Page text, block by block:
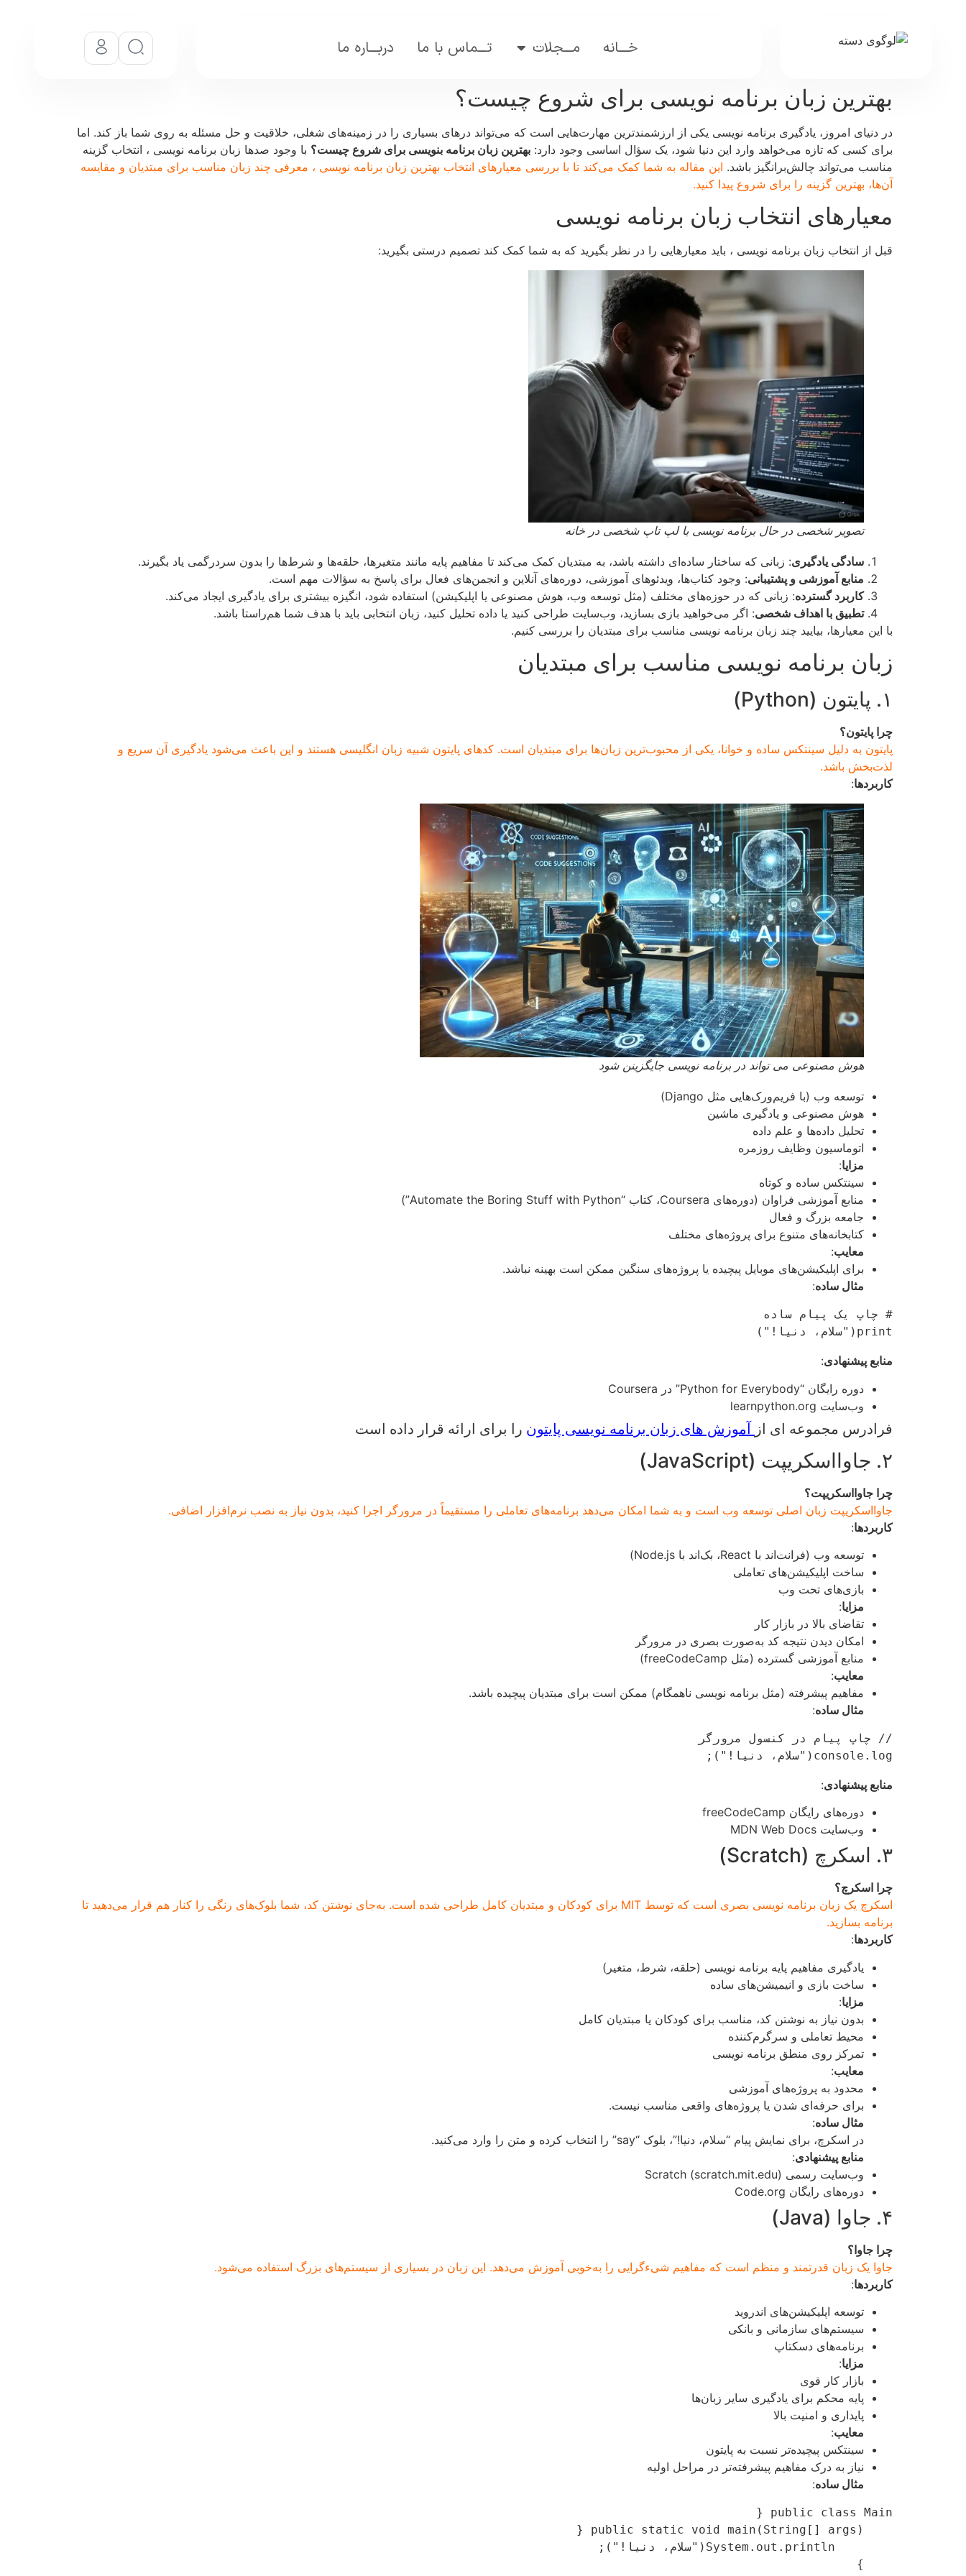
خـــانه مـــجلات تـــماس با ما دربـــاره ما
بهترین زبان برنامه نویسی برای شروع چیست؟
در دنیای امروز، یادگیری برنامه نویسی یکی از ارزشمندترین مهارت‌هایی است که می‌تواند درهای بسیاری را در زمینه‌های شغلی، خلاقیت و حل مسئله به روی شما باز کند. اما
برای کسی که تازه می‌خواهد وارد این دنیا شود، یک سؤال اساسی وجود دارد: بهترین زبان برنامه بنویسی برای شروع چیست؟ با وجود صدها زبان برنامه نویسی ، انتخاب گزینه
مناسب می‌تواند چالش‌برانگیز باشد. این مقاله به شما کمک می‌کند تا با بررسی معیارهای انتخاب بهترین زبان برنامه نویسی ، معرفی چند زبان مناسب برای مبتدیان و مقایسه
آن‌ها، بهترین گزینه را برای شروع پیدا کنید.
معیارهای انتخاب زبان برنامه نویسی
قبل از انتخاب زبان برنامه نویسی ، باید معیارهایی را در نظر بگیرید که به شما کمک کند تصمیم درستی بگیرید:
تصویر شخصی در حال برنامه نویسی با لپ تاپ شخصی در خانه
سادگی یادگیری: زبانی که ساختار ساده‌ای داشته باشد، به مبتدیان کمک می‌کند تا مفاهیم پایه مانند متغیرها، حلقه‌ها و شرط‌ها را بدون سردرگمی یاد بگیرند.
منابع آموزشی و پشتیبانی: وجود کتاب‌ها، ویدئوهای آموزشی، دوره‌های آنلاین و انجمن‌های فعال برای پاسخ به سؤالات مهم است.
کاربرد گسترده: زبانی که در حوزه‌های مختلف (مثل توسعه وب، هوش مصنوعی یا اپلیکیشن) استفاده شود، انگیزه بیشتری برای یادگیری ایجاد می‌کند.
تطبیق با اهداف شخصی: اگر می‌خواهید بازی بسازید، وب‌سایت طراحی کنید یا داده تحلیل کنید، زبان انتخابی باید با هدف شما هم‌راستا باشد.
با این معیارها، بیایید چند زبان برنامه نویسی مناسب برای مبتدیان را بررسی کنیم.
زبان برنامه نویسی مناسب برای مبتدیان
۱. پایتون (Python)
چرا پایتون؟
پایتون به دلیل سینتکس ساده و خوانا، یکی از محبوب‌ترین زبان‌ها برای مبتدیان است. کدهای پایتون شبیه زبان انگلیسی هستند و این باعث می‌شود یادگیری آن سریع و
لذت‌بخش باشد.
کاربردها:
هوش مصنوعی می تواند در برنامه نویسی جایگزینن شود
توسعه وب (با فریم‌ورک‌هایی مثل Django)
هوش مصنوعی و یادگیری ماشین
تحلیل داده‌ها و علم داده
اتوماسیون وظایف روزمره
مزایا:
سینتکس ساده و کوتاه
منابع آموزشی فراوان (دوره‌های Coursera، کتاب “Automate the Boring Stuff with Python”)
جامعه بزرگ و فعال
کتابخانه‌های متنوع برای پروژه‌های مختلف
معایب:
برای اپلیکیشن‌های موبایل پیچیده یا پروژه‌های سنگین ممکن است بهینه نباشد.
مثال ساده:
print("سلام، دنیا!")
منابع پیشنهادی:
دوره رایگان “Python for Everybody” در Coursera
وب‌سایت learnpython.org
فرادرس مجموعه ای از آموزش های زبان برنامه نویسی پایتون را برای ارائه قرار داده است
۲. جاوااسکریپت (JavaScript)
چرا جاوااسکریپت؟
جاوااسکریپت زبان اصلی توسعه وب است و به شما امکان می‌دهد برنامه‌های تعاملی را مستقیماً در مرورگر اجرا کنید، بدون نیاز به نصب نرم‌افزار اضافی.
کاربردها:
توسعه وب (فرانت‌اند با React، بک‌اند با Node.js)
ساخت اپلیکیشن‌های تعاملی
بازی‌های تحت وب
مزایا:
تقاضای بالا در بازار کار
امکان دیدن نتیجه کد به‌صورت بصری در مرورگر
منابع آموزشی گسترده (مثل freeCodeCamp)
معایب:
مفاهیم پیشرفته (مثل برنامه نویسی ناهمگام) ممکن است برای مبتدیان پیچیده باشد.
مثال ساده:
console.log("سلام، دنیا!");
منابع پیشنهادی:
دوره‌های رایگان freeCodeCamp
وب‌سایت MDN Web Docs
۳. اسکرچ (Scratch)
چرا اسکرچ؟
اسکرچ یک زبان برنامه نویسی بصری است که توسط MIT برای کودکان و مبتدیان کامل طراحی شده است. به‌جای نوشتن کد، شما بلوک‌های رنگی را کنار هم قرار می‌دهید تا
برنامه بسازید.
کاربردها:
یادگیری مفاهیم پایه برنامه نویسی (حلقه، شرط، متغیر)
ساخت بازی و انیمیشن‌های ساده
مزایا:
بدون نیاز به نوشتن کد، مناسب برای کودکان یا مبتدیان کامل
محیط تعاملی و سرگرم‌کننده
تمرکز روی منطق برنامه نویسی
معایب:
محدود به پروژه‌های آموزشی
برای حرفه‌ای شدن یا پروژه‌های واقعی مناسب نیست.
مثال ساده:
در اسکرچ، برای نمایش پیام “سلام، دنیا!”، بلوک “say” را انتخاب کرده و متن را وارد می‌کنید.
منابع پیشنهادی:
وب‌سایت رسمی Scratch (scratch.mit.edu)
دوره‌های رایگان Code.org
۴. جاوا (Java)
چرا جاوا؟
جاوا یک زبان قدرتمند و منظم است که مفاهیم شیءگرایی را به‌خوبی آموزش می‌دهد. این زبان در بسیاری از سیستم‌های بزرگ استفاده می‌شود.
کاربردها:
توسعه اپلیکیشن‌های اندروید
سیستم‌های سازمانی و بانکی
برنامه‌های دسکتاپ
مزایا:
بازار کار قوی
پایه محکم برای یادگیری سایر زبان‌ها
پایداری و امنیت بالا
معایب:
سینتکس پیچیده‌تر نسبت به پایتون
نیاز به درک مفاهیم پیشرفته‌تر در مراحل اولیه
مثال ساده: